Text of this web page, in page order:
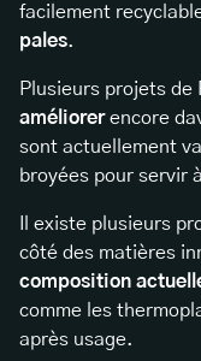
facilement
pales.
Plusieurs projets de
améliorerencore
sont actuellement
broyées pour servir
Il existe plusieurs
côté des matières
composition
comme les
après usage.